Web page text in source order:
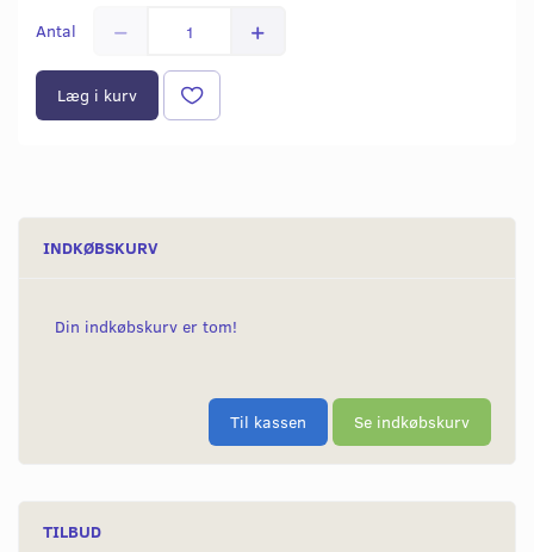
Antal
Læg i kurv
INDKØBSKURV
Din indkøbskurv er tom!
Til kassen Se indkøbskurv
TILBUD